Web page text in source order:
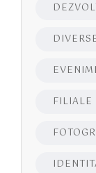
FILIALE